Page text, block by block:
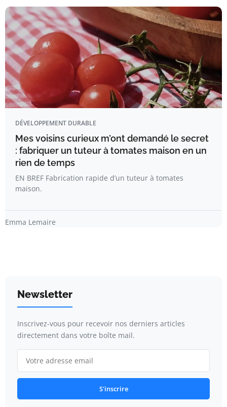
DÉVELOPPEMENT DURABLE
Mes voisins curieux m’ont demandé le secret
: fabriquer un tuteur à tomates maison en un
rien de temps
EN BREF Fabrication rapide d’un tuteur à tomates
maison.
Emma Lemaire
Newsletter
Inscrivez-vous pour recevoir nos derniers articles
directement dans votre boîte mail.
S'inscrire